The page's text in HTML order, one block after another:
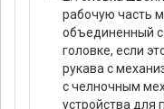
рабочую часть
объединенный с
головке, если
рукава с
с челночным
устройства для